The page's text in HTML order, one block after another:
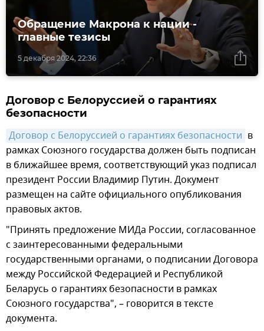
5 декабря 2024, 22:36
Обращение Макрона к нации -
главные тезисы
Договор с Белоруссией о гарантиях
безопасности
Договор с Белоруссией о гарантиях безопасности в
рамках Союзного государства должен быть подписан
в ближайшее время, соответствующий указ подписал
президент России Владимир Путин. Документ
размещен на сайте официального опубликования
правовых актов.
"Принять предложение МИДа России, согласованное
с заинтересованными федеральными
государственными органами, о подписании Договора
между Российской Федерацией и Республикой
Беларусь о гарантиях безопасности в рамках
Союзного государства", – говорится в тексте
документа.